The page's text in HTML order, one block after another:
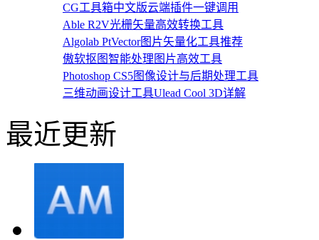
CG工具箱中文版云端插件一键调用
Able R2V光栅矢量高效转换工具
Algolab PtVector图片矢量化工具推荐
傲软抠图智能处理图片高效工具
Photoshop CS5图像设计与后期处理工具
三维动画设计工具Ulead Cool 3D详解
最近更新